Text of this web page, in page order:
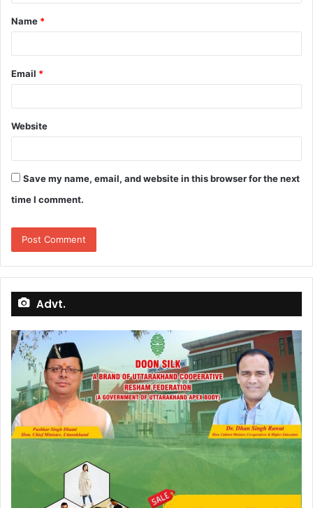
t
*
Name *
Email *
Website
Save my name, email, and website in this browser for the next
time I comment.
Advt.